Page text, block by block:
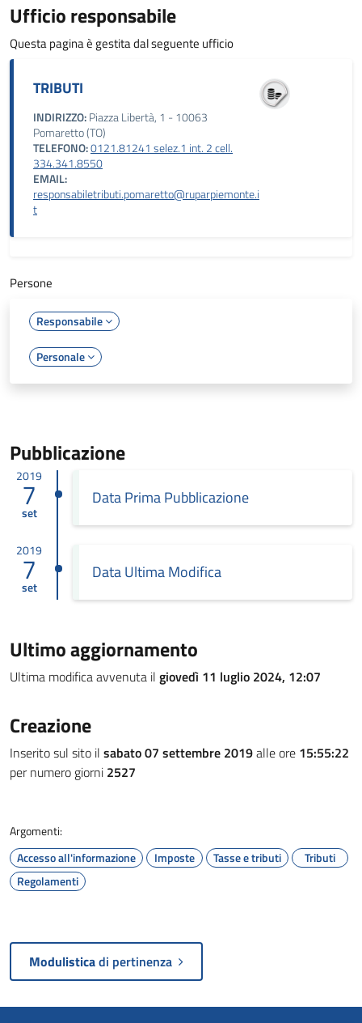
Ufficio responsabile
Questa pagina è gestita dal seguente ufficio
TRIBUTI
INDIRIZZO:Piazza Libertà, 1 - 10063
Pomaretto (TO)
TELEFONO:0121.81241 selez.1 int. 2 cell.
334.341.8550
EMAIL:
responsabiletributi.pomaretto@ruparpiemonte.i
t
Persone
Responsabile
Personale
Pubblicazione
2019
7
set
Data Prima Pubblicazione
2019
7
set
Data Ultima Modifica
Ultimo aggiornamento
Ultima modifica avvenuta il giovedì 11 luglio 2024, 12:07
Creazione
Inserito sul sito il sabato 07 settembre 2019alle ore 15:55:22
per numero giorni 2527
Argomenti:
Accesso all'informazione
Imposte Tasse e tributi
Tributi
Regolamenti
Modulisticadi pertinenza